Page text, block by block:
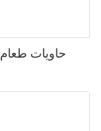
حاويات